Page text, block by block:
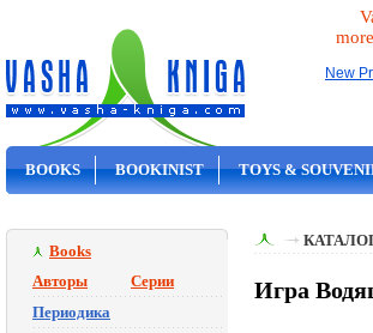
New
BOOKS BOOKINIST TOYS &
Books
Авторы
Серии
Периодика
Игра